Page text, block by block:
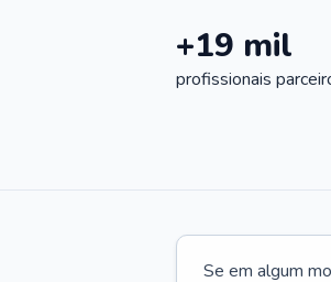
+19 mil
profissionais
Se em algum